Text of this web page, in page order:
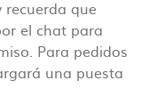
que
el chat para
Para pedidos
una puesta